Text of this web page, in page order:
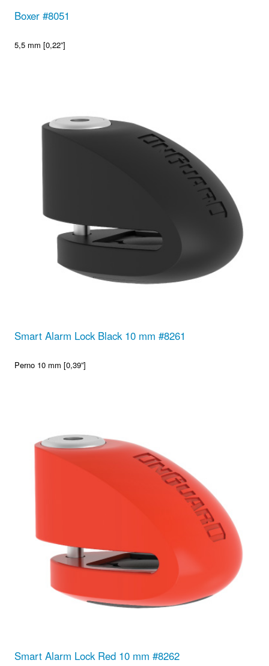
Boxer #8051
5,5 mm [0,22”]
Smart Alarm Lock Black 10 mm #8261
Perno 10 mm [0,39”]
Smart Alarm Lock Red 10 mm #8262